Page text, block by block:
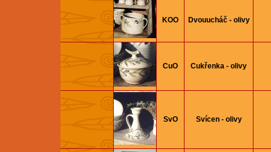
KOO Dvouucháč - olivy
CuO Cukřenka - olivy
SvO Svícen - olivy